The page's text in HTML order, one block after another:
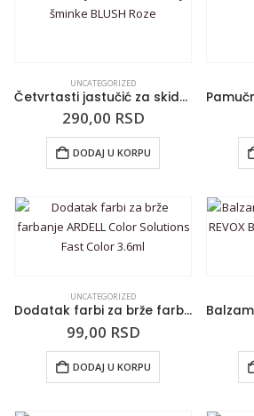
UNCATEGORIZED
Četvrtasti jastučić za skidanje šminke BLUSH Roze
290,00 RSD
DODAJ U KORPU
UNCATEGORIZED
Dodatak farbi za brže farbanje ARDELL Color Solutions Fast Color 3.6ml
99,00 RSD
DODAJ U KORPU